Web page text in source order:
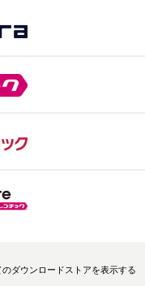
のダウンロードストアを表示する